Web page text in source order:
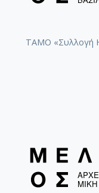
ΤΑΜΟ «Συλλογή